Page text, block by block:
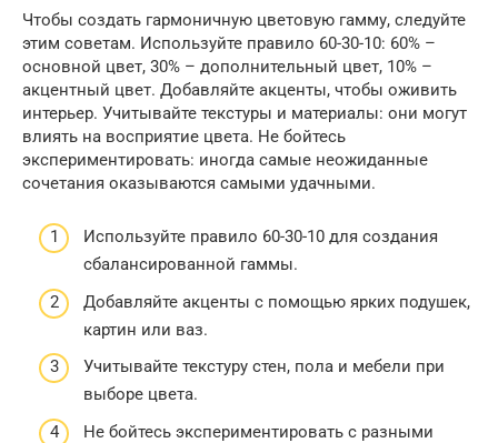
Чтобы создать гармоничную цветовую гамму, следуйте
этим советам. Используйте правило 60-30-10: 60% –
основной цвет, 30% – дополнительный цвет, 10% –
акцентный цвет. Добавляйте акценты, чтобы оживить
интерьер. Учитывайте текстуры и материалы: они могут
влиять на восприятие цвета. Не бойтесь
экспериментировать: иногда самые неожиданные
сочетания оказываются самыми удачными.
Используйте правило 60-30-10 для создания
сбалансированной гаммы.
Добавляйте акценты с помощью ярких подушек,
картин или ваз.
Учитывайте текстуру стен, пола и мебели при
выборе цвета.
Не бойтесь экспериментировать с разными